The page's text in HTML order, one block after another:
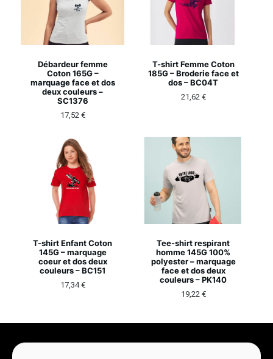
Débardeur femme
Coton 165G –
marquage face et dos
deux couleurs –
SC1376
17,52 €
T-shirt Femme Coton
185G – Broderie face et
dos – BC04T
21,62 €
T-shirt Enfant Coton
145G – marquage
coeur et dos deux
couleurs – BC151
17,34€
Tee-shirt respirant
homme 145G 100%
polyester – marquage
face et dos deux
couleurs – PK140
19,22 €